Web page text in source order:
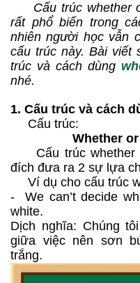
Cấu trúc whether
rất phổ biến trong
nhiên người học vẫn
cấu trúc này. Bài viết
trúc và cách dùng
nhé.
1. Cấu trúc và cách
Cấu trúc:
Whether
Cấu trúc whether
đích đưa ra 2 sự lựa
Ví dụ cho cấu trúc
- We can’t decide
white.
Dịch nghĩa: Chúng
giữa việc nên sơn
trắng.